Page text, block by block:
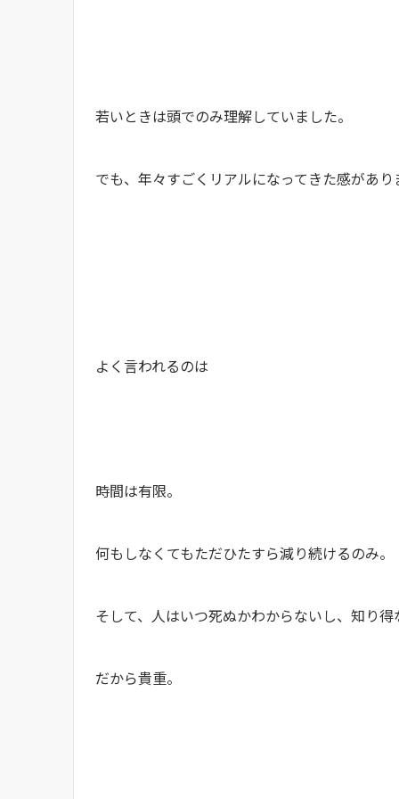
若いときは頭でのみ理解していました。
でも、年々すごくリアルになってきた感があり
よく言われるのは
時間は有限。
何もしなくてもただひたすら減り続けるのみ。
そして、人はいつ死ぬかわからないし、知り得
だから貴重。